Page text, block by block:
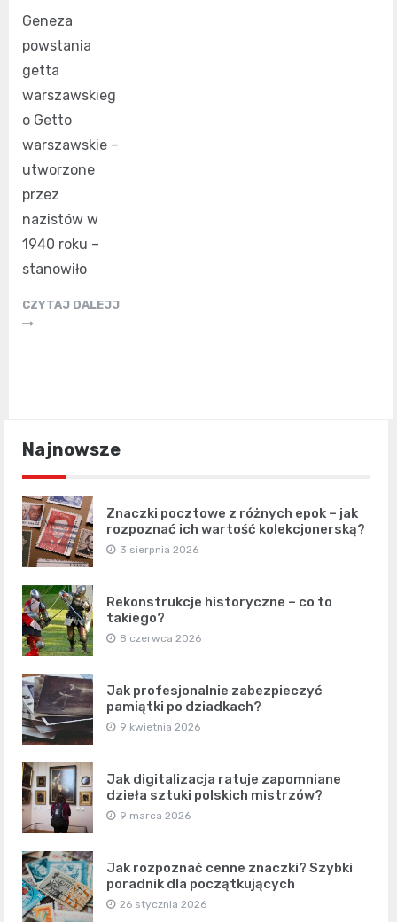
Geneza
powstania
getta
warszawskieg
o Getto
warszawskie –
utworzone
przez
nazistów w
1940 roku –
stanowiło
CZYTAJ DALEJJ
Najnowsze
Znaczki pocztowe z różnych epok – jak
rozpoznać ich wartość kolekcjonerską?
3 sierpnia 2026
Rekonstrukcje historyczne – co to
takiego?
8 czerwca 2026
Jak profesjonalnie zabezpieczyć
pamiątki po dziadkach?
9 kwietnia 2026
Jak digitalizacja ratuje zapomniane
dzieła sztuki polskich mistrzów?
9 marca 2026
Jak rozpoznać cenne znaczki? Szybki
poradnik dla początkujących
26 stycznia 2026